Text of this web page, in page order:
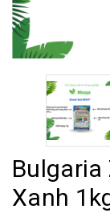
Bulgaria
Xanh